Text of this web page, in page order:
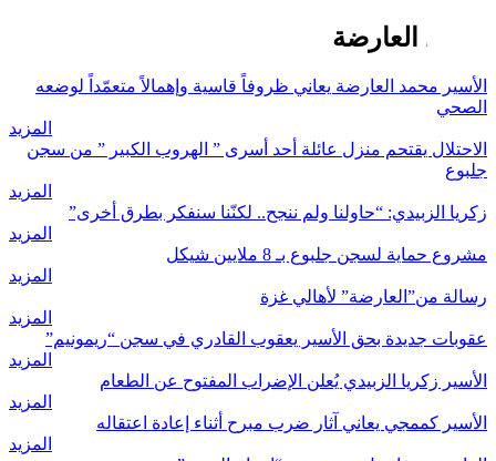
محمد العارضة
الأسير محمد العارضة يعاني ظروفاً قاسية وإهمالاً متعمّداً لوضعه
الصحي
المزيد
الاحتلال يقتحم منزل عائلة أحد أسرى ” الهروب الكبير ” من سجن
جلبوع
المزيد
زكريا الزبيدي: “حاولنا ولم ننجح.. لكنّنا سنفكر بطرق أخرى”
المزيد
مشروع حماية لسجن جلبوع بـ 8 ملايين شيكل
المزيد
رسالة من”العارضة” لأهالي غزة
المزيد
عقوبات جديدة بحق الأسير يعقوب القادري في سجن “ريمونيم”
المزيد
الأسير زكريا الزبيدي يُعلن الإضراب المفتوح عن الطعام
المزيد
الأسير كممجي يعاني آثار ضرب مبرح أثناء إعادة اعتقاله
المزيد